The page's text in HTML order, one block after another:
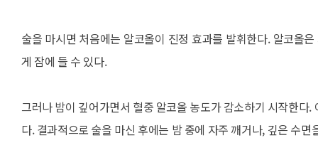
술을 마시면 처음에는 알코올이 진정 효과를 발휘한다. 알코올
게 잠에 들 수 있다.
그러나 밤이 깊어가면서 혈중 알코올 농도가 감소하기 시작한
다. 결과적으로 술을 마신 후에는 밤 중에 자주 깨거나, 깊은 수면